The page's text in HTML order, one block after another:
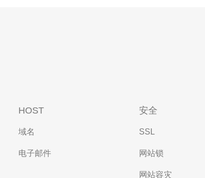
HOST
域名
电子邮件
安全
SSL
网站锁
网站容灾